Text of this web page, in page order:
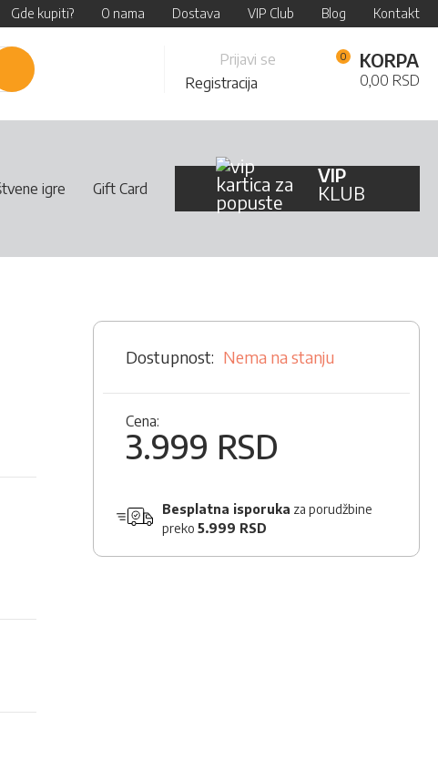
Gde kupiti? O nama Dostava VIP Club Blog Kontakt
Pretraži
Content
Prijavi se
Registracija
KORPA
0,00 RSD
igre Gift Card
VIP
KLUB
Nema na stanju
Cena:
3.999 RSD
Besplatna isporuka za porudžbine
preko 5.999 RSD